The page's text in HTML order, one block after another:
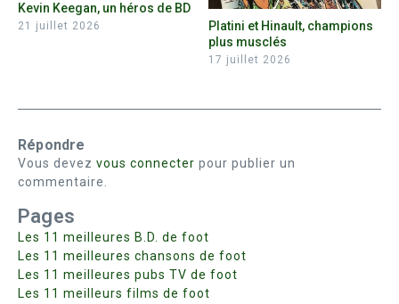
Kevin Keegan, un héros de BD
21 juillet 2026
Platini et Hinault, champions
plus musclés
17 juillet 2026
Répondre
Vous devez vous connecter pour publier un
commentaire.
Pages
Les 11 meilleures B.D. de foot
Les 11 meilleures chansons de foot
Les 11 meilleures pubs TV de foot
Les 11 meilleurs films de foot